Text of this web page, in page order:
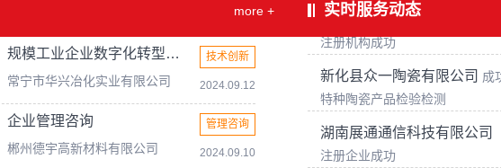
more +
规模工业企业数字化转型需求
常宁市华兴冶化实业有限公司
技术创新
2024.09.12
企业管理咨询
郴州德宇高新材料有限公司
管理咨询
2024.09.10
实时服务动态
注册机构成功
新化县众一陶瓷有限公司
特种陶瓷产品检验检测
湖南展通通信科技有限公司
注册企业成功
醴陵市南桥燕鹏花炮厂